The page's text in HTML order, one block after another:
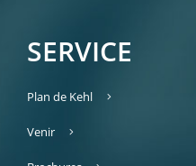
SERVICE
Plan de Kehl
Venir